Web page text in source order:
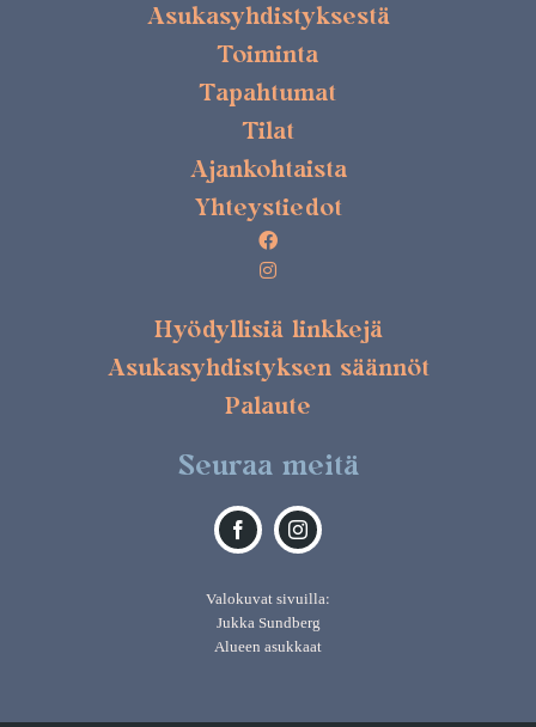
Asukasyhdistyksestä
Toiminta
Tapahtumat
Tilat
Ajankohtaista
Yhteystiedot
Hyödyllisiä linkkejä
Asukasyhdistyksen säännöt
Palaute
Seuraa meitä
Valokuvat sivuilla:
Jukka Sundberg
Alueen asukkaat